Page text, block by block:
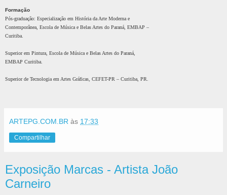
Formação
Pós-graduação: Especialização em História da Arte Moderna e
Contemporânea, Escola de Música e Belas Artes do Paraná, EMBAP –
Curitiba.
Superior em Pintura, Escola de Música e Belas Artes do Paraná,
EMBAP Curitiba.
Superior de Tecnologia em Artes Gráficas, CEFET-PR – Curitiba, PR.
ARTEPG.COM.BR às 17:33
Compartilhar
Exposição Marcas - Artista João
Carneiro